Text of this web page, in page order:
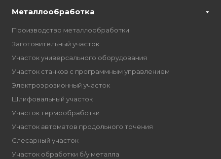
Металлообработка
Производство металлообработки
Заготовительный участок
Участок универсального оборудования
Участок станков с программным управлением
Электроэрозионный участок
Шлифовальный участок
Участок термообработки
Участок автоматов продольного точения
Слесарный участок
Участок обработки б/у металла